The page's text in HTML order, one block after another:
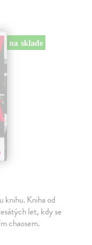
na sklade
knihu. Kniha od
let, kdy se
chaosem.